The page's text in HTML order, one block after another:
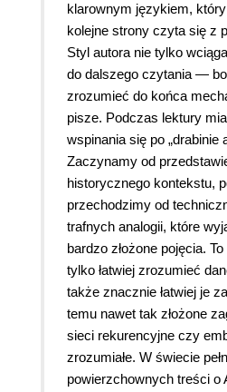
klarownym językiem,
kolejne strony czyta się z
Styl autora nie tylko
do dalszego czytania —
zrozumieć do końca
pisze. Podczas lektury
wspinania się po „drabinie
Zaczynamy od
historycznego kontekstu,
przechodzimy od
trafnych analogii, które
bardzo złożone pojęcia.
tylko łatwiej zrozumieć
także znacznie łatwiej je
temu nawet tak złożone
sieci rekurencyjne czy
zrozumiałe. W świecie
powierzchownych treści o